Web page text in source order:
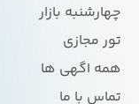
چهارشنبه بازار
تور مجازی
همه اگهی ها
تماس با ما